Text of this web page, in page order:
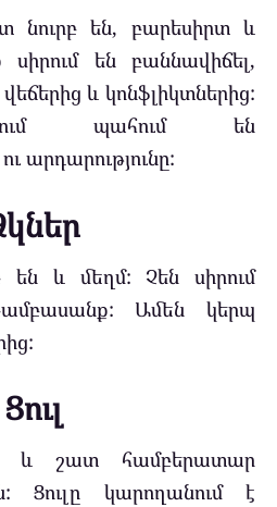
նուրբ են, բարեսիրտ և
են բաննավիճել,
և կոնֆլիկտներից:
պահում են
արդարությունը:
են և մեղմ: Չեն սիրում
Ամեն կերպ
Ցուլ
և շատ համբերատար
Ցուլը կարողանում է